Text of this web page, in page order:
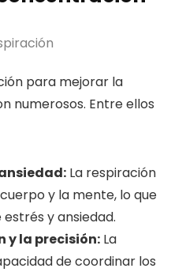
para mejorar la
numerosos. Entre ellos
La respiración
y la mente, lo que
y ansiedad.
y la precisión: La
de coordinar los